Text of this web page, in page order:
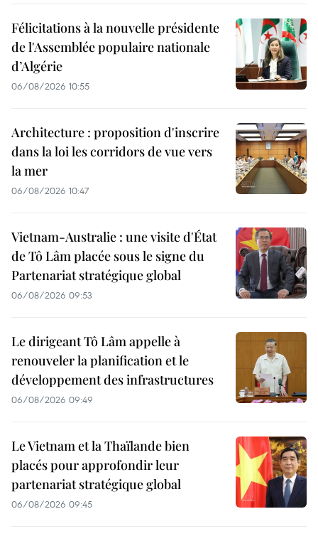
Félicitations à la nouvelle présidente
de l'Assemblée populaire nationale
d’Algérie
06/08/2026 10:55
Architecture : proposition d'inscrire
dans la loi les corridors de vue vers
la mer
06/08/2026 10:47
Vietnam-Australie : une visite d'État
de Tô Lâm placée sous le signe du
Partenariat stratégique global
06/08/2026 09:53
Le dirigeant Tô Lâm appelle à
renouveler la planification et le
développement des infrastructures
06/08/2026 09:49
Le Vietnam et la Thaïlande bien
placés pour approfondir leur
partenariat stratégique global
06/08/2026 09:45